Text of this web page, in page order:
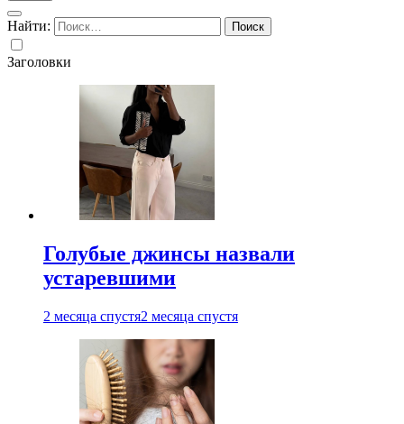
Найти:
Заголовки
Голубые джинсы назвали
устаревшими
2 месяца спустя2 месяца спустя